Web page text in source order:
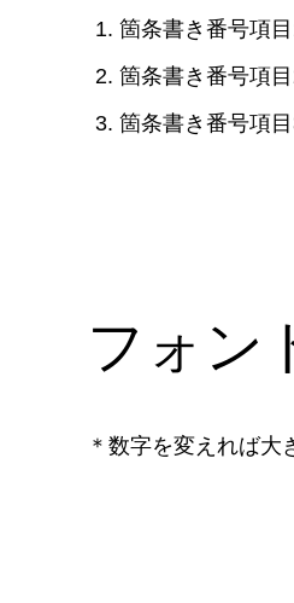
箇条書き番号項
箇条書き番号項
箇条書き番号項
フォン
＊数字を変えれば大